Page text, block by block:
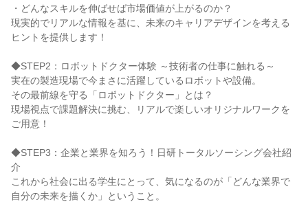
・どんなスキルを伸ばせば市場価値が上がるのか？
現実的でリアルな情報を基に、未来のキャリアデザインを考える
ヒントを提供します！
◆STEP2：ロボットドクター体験 ～技術者の仕事に触れる～
実在の製造現場で今まさに活躍しているロボットや設備。
その最前線を守る「ロボットドクター」とは？
現場視点で課題解決に挑む、リアルで楽しいオリジナルワークを
ご用意！
◆STEP3：企業と業界を知ろう！日研トータルソーシング会社紹
介
これから社会に出る学生にとって、気になるのが「どんな業界で
自分の未来を描くか」ということ。